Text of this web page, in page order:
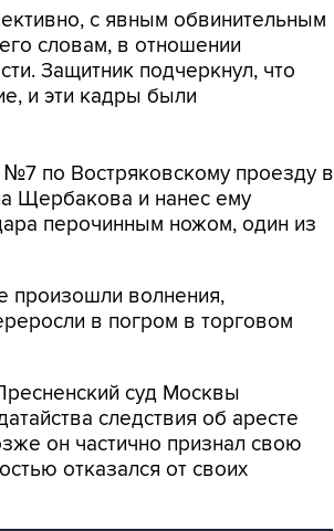
с явным обвинительным
словам, в отношении
Защитник подчеркнул, что
и эти кадры были
№7 по Востряковскому проезду в
Щербакова и нанес ему
перочинным ножом, один из
произошли волнения,
в погром в торговом
суд Москвы
следствия об аресте
он частично признал свою
отказался от своих